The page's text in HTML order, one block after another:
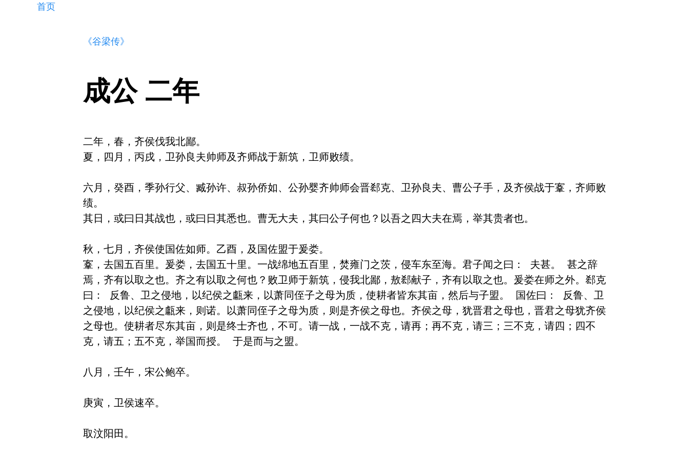
首页
《谷梁传》
成公 二年
二年，春，齐侯伐我北鄙。
夏，四月，丙戌，卫孙良夫帅师及齐师战于新筑，卫师败绩。
六月，癸酉，季孙行父、臧孙许、叔孙侨如、公孙婴齐帅师会晋郄克、卫孙良夫、曹公子手，及齐侯战于鞌，齐师败
绩。
其日，或曰日其战也，或曰日其悉也。曹无大夫，其曰公子何也？以吾之四大夫在焉，举其贵者也。
秋，七月，齐侯使国佐如师。乙酉，及国佐盟于爰娄。
鞌，去国五百里。爰娄，去国五十里。一战绵地五百里，焚雍门之茨，侵车东至海。君子闻之曰： 夫甚。 甚之辞
焉，齐有以取之也。齐之有以取之何也？败卫师于新筑，侵我北鄙，敖郄献子，齐有以取之也。爰娄在师之外。郄克
曰： 反鲁、卫之侵地，以纪侯之甗来，以萧同侄子之母为质，使耕者皆东其亩，然后与子盟。 国佐曰： 反鲁、卫
之侵地，以纪侯之甗来，则诺。以萧同侄子之母为质，则是齐侯之母也。齐侯之母，犹晋君之母也，晋君之母犹齐侯
之母也。使耕者尽东其亩，则是终士齐也，不可。请一战，一战不克，请再；再不克，请三；三不克，请四；四不
克，请五；五不克，举国而授。 于是而与之盟。
八月，壬午，宋公鲍卒。
庚寅，卫侯速卒。
取汶阳田。